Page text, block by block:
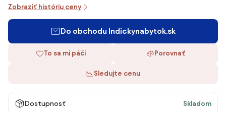
Zobraziť históriu ceny
Do obchodu Indickynabytok.sk
To sa mi páči Porovnať
Sledujte cenu
Dostupnosť Skladom